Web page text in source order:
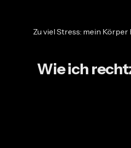
Zu viel Stress: mein
Wie ich